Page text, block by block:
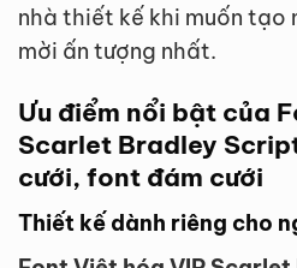
nhà thiết kế khi muốn tạo
mời ấn tượng nhất.
Ưu điểm nổi bật của
Scarlet Bradley
cưới, font đám cưới
Thiết kế dành riêng cho